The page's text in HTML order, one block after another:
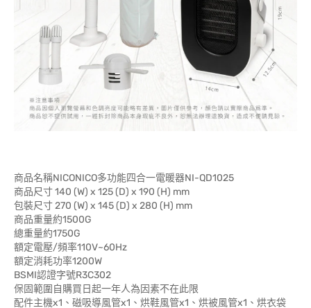
商品名稱NICONICO多功能四合一電暖器NI-QD1025
商品尺寸 140 (W) x 125 (D) x 190 (H) mm
包裝尺寸 270 (W) x 145 (D) x 280 (H) mm
商品重量約1500G
總重量約1750G
額定電壓/頻率110V~60Hz
額定消耗功率1200W
BSMI認證字號R3C302
保固範圍自購買日起一年人為因素不在此限
配件主機x1、磁吸導風管x1、烘鞋風管x1、烘被風管x1、烘衣袋